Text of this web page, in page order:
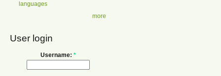
languages
more
User login
Username: *